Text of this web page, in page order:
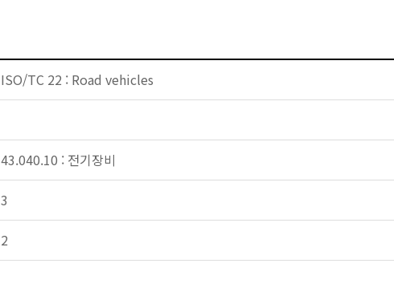
ISO/TC 22 : Road vehicles
43.040.10 : 전기장비
3
2